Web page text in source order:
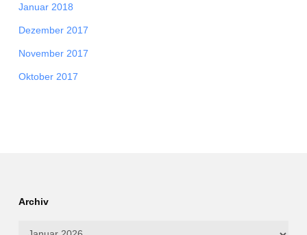
Januar 2018
Dezember 2017
November 2017
Oktober 2017
Archiv
Archiv